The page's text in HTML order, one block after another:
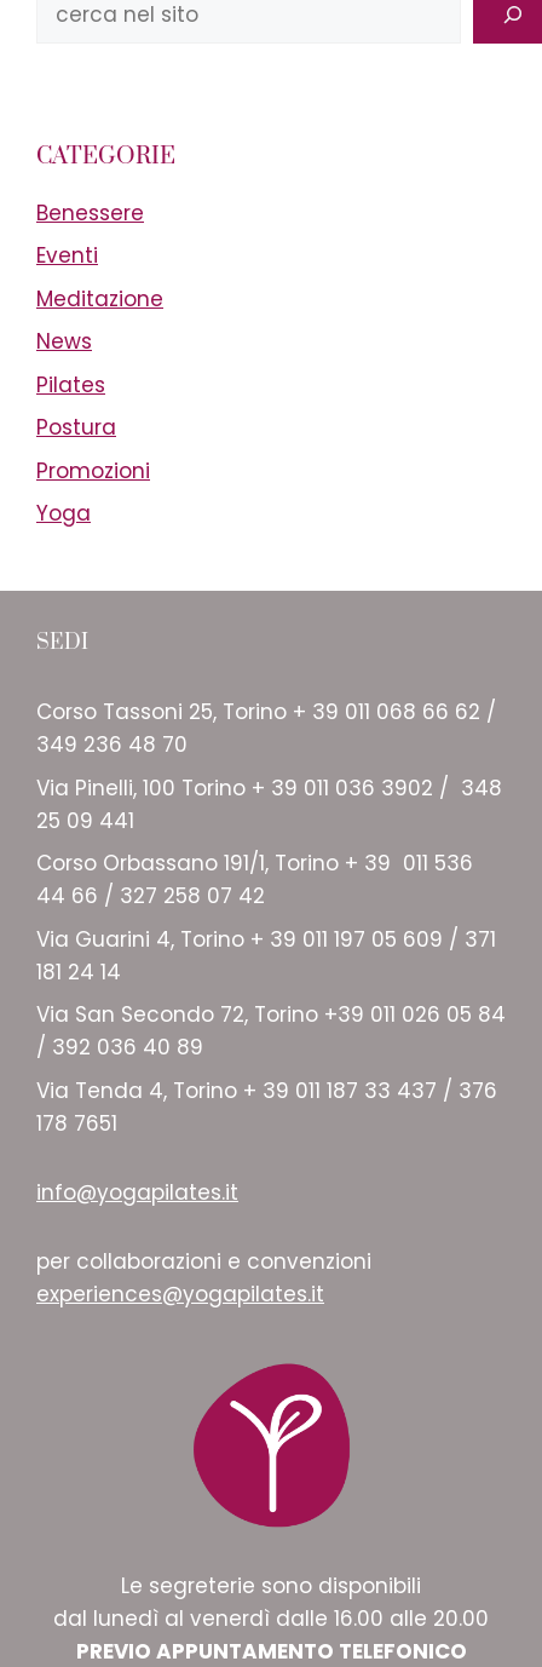
CATEGORIE
Benessere
Eventi
Meditazione
News
Pilates
Postura
Promozioni
Yoga
SEDI
Corso Tassoni 25, Torino + 39 011 068 66 62 /
349 236 48 70
Via Pinelli, 100 Torino + 39 011 036 3902 / 348
25 09 441
Corso Orbassano 191/1, Torino + 39 011 536
44 66 / 327 258 07 42
Via Guarini 4, Torino + 39 011 197 05 609 / 371
181 24 14
Via San Secondo 72, Torino +39 011 026 05 84
/ 392 036 40 89
Via Tenda 4, Torino + 39 011 187 33 437 / 376
178 7651
info@yogapilates.it
per collaborazioni e convenzioni
experiences@yogapilates.it
Le segreterie sono disponibili
dal lunedì al venerdì dalle 16.00 alle 20.00
PREVIO APPUNTAMENTO TELEFONICO